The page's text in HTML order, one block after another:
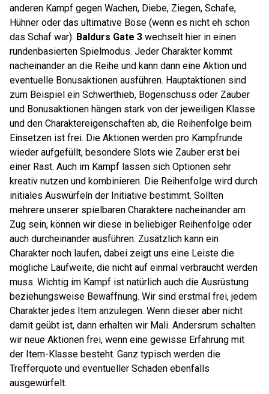
anderen Kampf gegen Wachen, Diebe, Ziegen, Schafe,
Hühner oder das ultimative Böse (wenn es nicht eh schon
das Schaf war). Baldurs Gate 3 wechselt hier in einen
rundenbasierten Spielmodus. Jeder Charakter kommt
nacheinander an die Reihe und kann dann eine Aktion und
eventuelle Bonusaktionen ausführen. Hauptaktionen sind
zum Beispiel ein Schwerthieb, Bogenschuss oder Zauber
und Bonusaktionen hängen stark von der jeweiligen Klasse
und den Charaktereigenschaften ab, die Reihenfolge beim
Einsetzen ist frei. Die Aktionen werden pro Kampfrunde
wieder aufgefüllt, besondere Slots wie Zauber erst bei
einer Rast. Auch im Kampf lassen sich Optionen sehr
kreativ nutzen und kombinieren. Die Reihenfolge wird durch
initiales Auswürfeln der Initiative bestimmt. Sollten
mehrere unserer spielbaren Charaktere nacheinander am
Zug sein, können wir diese in beliebiger Reihenfolge oder
auch durcheinander ausführen. Zusätzlich kann ein
Charakter noch laufen, dabei zeigt uns eine Leiste die
mögliche Laufweite, die nicht auf einmal verbraucht werden
muss. Wichtig im Kampf ist natürlich auch die Ausrüstung
beziehungsweise Bewaffnung. Wir sind erstmal frei, jedem
Charakter jedes Item anzulegen. Wenn dieser aber nicht
damit geübt ist, dann erhalten wir Mali. Andersrum schalten
wir neue Aktionen frei, wenn eine gewisse Erfahrung mit
der Item-Klasse besteht. Ganz typisch werden die
Trefferquote und eventueller Schaden ebenfalls
ausgewürfelt.